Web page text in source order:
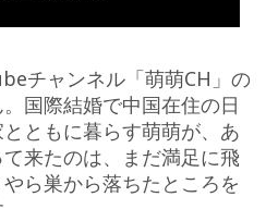
チャンネル「萌萌CH」の
国際結婚で中国在住の日
ともに暮らす萌萌が、あ
来たのは、まだ満足に飛
ら巣から落ちたところを